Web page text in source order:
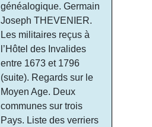
généalogique. Germain
Joseph THEVENIER.
Les militaires reçus à
l’Hôtel des Invalides
entre 1673 et 1796
(suite). Regards sur le
Moyen Age. Deux
communes sur trois
Pays. Liste des verriers